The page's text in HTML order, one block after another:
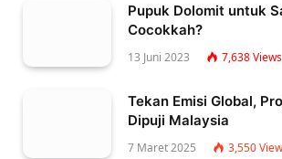
Pupuk Dolomit untuk
Cocokkah?
13 Juni 2023 7,638Views
Tekan Emisi Global,
Dipuji Malaysia
7 Maret 2025 3,550